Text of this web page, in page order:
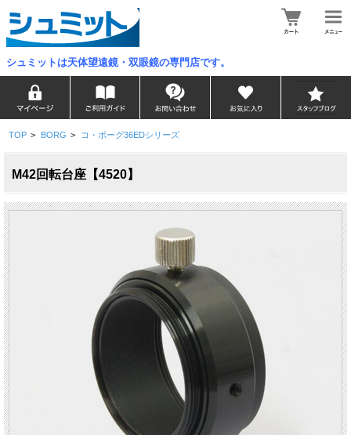
シュミットは天体望遠鏡・双眼鏡の専門店です。
TOP > BORG > コ・ボーグ36EDシリーズ
M42回転台座【4520】